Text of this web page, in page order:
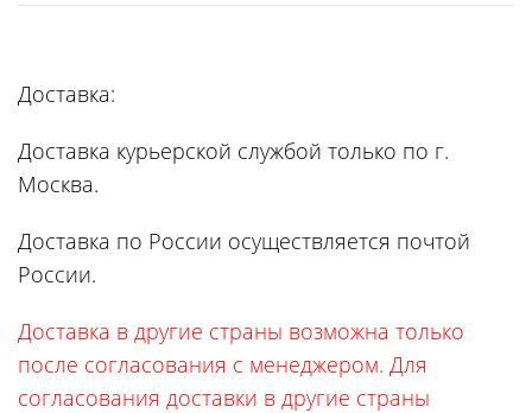
Доставка:
Доставка курьерской службой только по г.
Москва.
Доставка по России осуществляется почтой
России.
Доставка в другие страны возможна только
после согласования с менеджером. Для
согласования доставки в другие страны